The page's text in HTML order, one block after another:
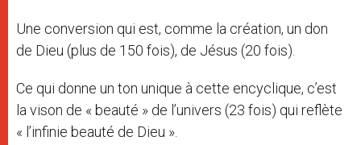
Une conversion qui est, comme la création, un don
de Dieu (plus de 150 fois), de Jésus (20 fois).
Ce qui donne un ton unique à cette encyclique, c’est
la vison de « beauté » de l’univers (23 fois) qui reflète
« l’infinie beauté de Dieu ».